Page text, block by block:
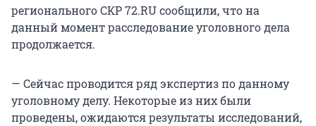
регионального СКР 72.RU сообщили, что на
данный момент расследование уголовного дела
продолжается.
— Сейчас проводится ряд экспертиз по данному
уголовному делу. Некоторые из них были
проведены, ожидаются результаты исследований,